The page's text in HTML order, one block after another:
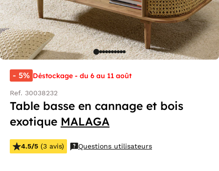
- 5% Déstockage - du 6 au 11 août
Ref. 30038232
Table basse en cannage et bois
exotique MALAGA
4.5/5 (3 avis) Questions utilisateurs